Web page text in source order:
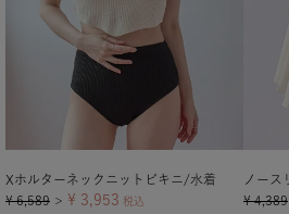
Xホルターネックニットビキニ/水着
¥ 6,589 ＞ ¥ 3,953 税込
¥ 4,389